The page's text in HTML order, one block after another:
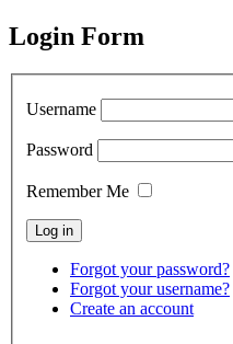
Login Form
Username
Password
Remember Me
Forgot your password?
Forgot your username?
Create an account